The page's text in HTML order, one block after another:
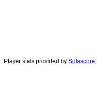
Player stats provided by Sofascore